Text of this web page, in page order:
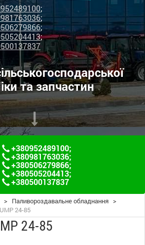
;
;
;
;
та запчастин
+380952489100;
+380981763036;
+380506279866;
+380505204413;
+380500137837
> Паливороздавальне обладнання >
24-85
24-85